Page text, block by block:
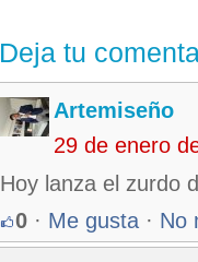
Deja tu
Artemiseño
29 de enero
Hoy lanza el zurdo
0 · Me gusta · No